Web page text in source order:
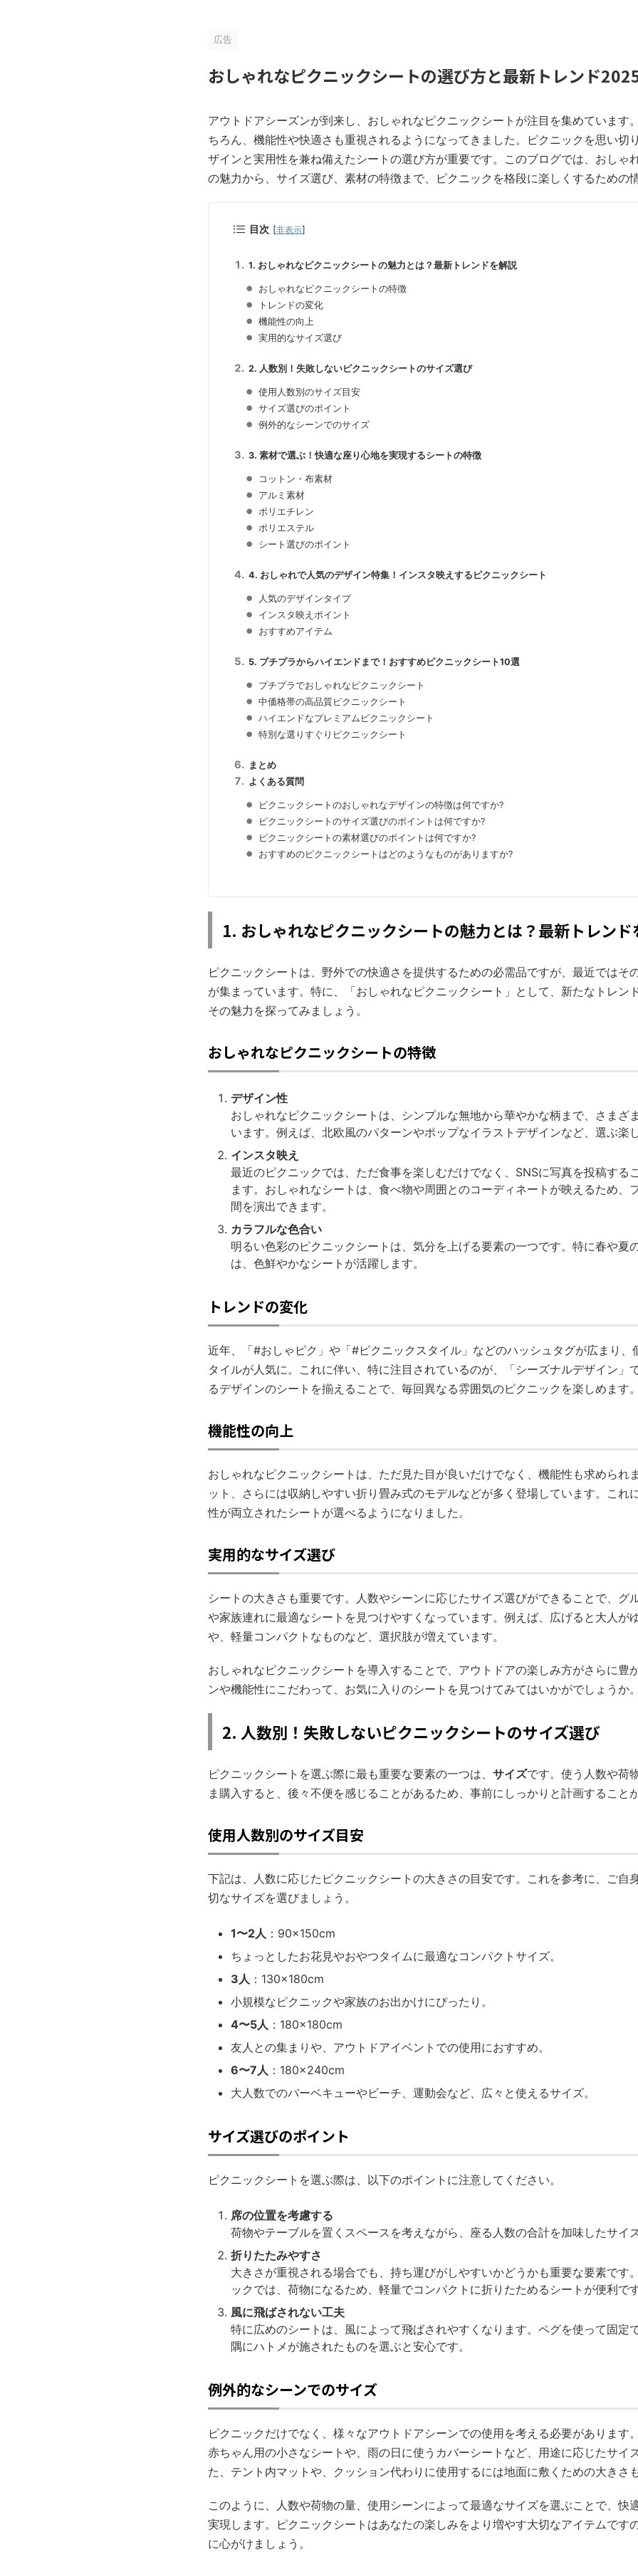
広告
おしゃれなピクニックシートの選び方と最新トレンド
アウトドアシーズンが到来し、おしゃれなピクニックシートが注目を集めています
ちろん、機能性や快適さも重視されるようになってきました。ピクニックを思い切
ザインと実用性を兼ね備えたシートの選び方が重要です。このブログでは、おしゃ
の魅力から、サイズ選び、素材の特徴まで、ピクニックを格段に楽しくするための
目次 [非表示]
1. おしゃれなピクニックシートの魅力とは？最新トレンドを解説
おしゃれなピクニックシートの特徴
トレンドの変化
機能性の向上
実用的なサイズ選び
2. 人数別！失敗しないピクニックシートのサイズ選び
使用人数別のサイズ目安
サイズ選びのポイント
例外的なシーンでのサイズ
3. 素材で選ぶ！快適な座り心地を実現するシートの特徴
コットン・布素材
アルミ素材
ポリエチレン
ポリエステル
シート選びのポイント
4. おしゃれで人気のデザイン特集！インスタ映えするピクニックシート
人気のデザインタイプ
インスタ映えポイント
おすすめアイテム
5. プチプラからハイエンドまで！おすすめピクニックシート10選
プチプラでおしゃれなピクニックシート
中価格帯の高品質ピクニックシート
ハイエンドなプレミアムピクニックシート
特別な選りすぐりピクニックシート
まとめ
よくある質問
ピクニックシートのおしゃれなデザインの特徴は何ですか?
ピクニックシートのサイズ選びのポイントは何ですか?
ピクニックシートの素材選びのポイントは何ですか?
おすすめのピクニックシートはどのようなものがありますか?
1. おしゃれなピクニックシートの魅力とは？最新トレンド
ピクニックシートは、野外での快適さを提供するための必需品ですが、最近ではそ
が集まっています。特に、「おしゃれなピクニックシート」として、新たなトレン
その魅力を探ってみましょう。
おしゃれなピクニックシートの特徴
デザイン性
おしゃれなピクニックシートは、シンプルな無地から華やかな柄まで、さまざ
います。例えば、北欧風のパターンやポップなイラストデザインなど、選ぶ楽
インスタ映え
最近のピクニックでは、ただ食事を楽しむだけでなく、SNSに写真を投稿する
ます。おしゃれなシートは、食べ物や周囲とのコーディネートが映えるため、
間を演出できます。
カラフルな色合い
明るい色彩のピクニックシートは、気分を上げる要素の一つです。特に春や夏
は、色鮮やかなシートが活躍します。
トレンドの変化
近年、「#おしゃピク」や「#ピクニックスタイル」などのハッシュタグが広まり、
タイルが人気に。これに伴い、特に注目されているのが、「シーズナルデザイン」
るデザインのシートを揃えることで、毎回異なる雰囲気のピクニックを楽しめます
機能性の向上
おしゃれなピクニックシートは、ただ見た目が良いだけでなく、機能性も求められ
ット、さらには収納しやすい折り畳み式のモデルなどが多く登場しています。これ
性が両立されたシートが選べるようになりました。
実用的なサイズ選び
シートの大きさも重要です。人数やシーンに応じたサイズ選びができることで、グ
や家族連れに最適なシートを見つけやすくなっています。例えば、広げると大人が
や、軽量コンパクトなものなど、選択肢が増えています。
おしゃれなピクニックシートを導入することで、アウトドアの楽しみ方がさらに豊
ンや機能性にこだわって、お気に入りのシートを見つけてみてはいかがでしょうか
2. 人数別！失敗しないピクニックシートのサイズ選び
ピクニックシートを選ぶ際に最も重要な要素の一つは、 サイズです。使う人数や荷
ま購入すると、後々不便を感じることがあるため、事前にしっかりと計画すること
使用人数別のサイズ目安
下記は、人数に応じたピクニックシートの大きさの目安です。これを参考に、ご自
切なサイズを選びましょう。
1〜2人 ：90×150cm
ちょっとしたお花見やおやつタイムに最適なコンパクトサイズ。
3人 ：130×180cm
小規模なピクニックや家族のお出かけにぴったり。
4〜5人 ：180×180cm
友人との集まりや、アウトドアイベントでの使用におすすめ。
6〜7人 ：180×240cm
大人数でのバーベキューやビーチ、運動会など、広々と使えるサイズ。
サイズ選びのポイント
ピクニックシートを選ぶ際は、以下のポイントに注意してください。
席の位置を考慮する
荷物やテーブルを置くスペースを考えながら、座る人数の合計を加味したサイ
折りたたみやすさ
大きさが重視される場合でも、持ち運びがしやすいかどうかも重要な要素です
ックでは、荷物になるため、軽量でコンパクトに折りたためるシートが便利で
風に飛ばされない工夫
特に広めのシートは、風によって飛ばされやすくなります。ペグを使って固定
隅にハトメが施されたものを選ぶと安心です。
例外的なシーンでのサイズ
ピクニックだけでなく、様々なアウトドアシーンでの使用を考える必要があります
赤ちゃん用の小さなシートや、雨の日に使うカバーシートなど、用途に応じたサイ
た、テント内マットや、クッション代わりに使用するには地面に敷くための大きさ
このように、人数や荷物の量、使用シーンによって最適なサイズを選ぶことで、快
実現します。ピクニックシートはあなたの楽しみをより増やす大切なアイテムです
に心がけましょう。